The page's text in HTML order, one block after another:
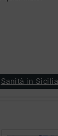
Sanità in Sicilia